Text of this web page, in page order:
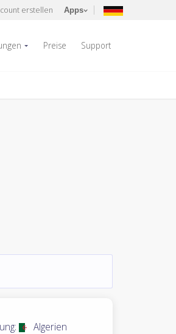
erstellen Apps
Preise Support
Algerien